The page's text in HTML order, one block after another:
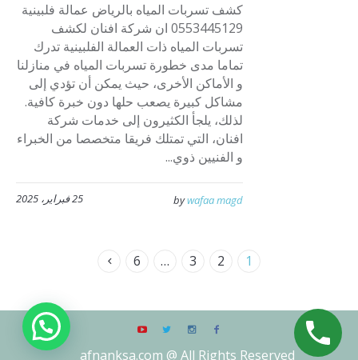
كشف تسربات المياه بالرياض عمالة فلبينية
0553445129 ان شركة افنان لكشف
تسربات المياه ذات العمالة الفلبينية تدرك
تماما مدى خطورة تسربات المياه في منازلنا
و الأماكن الأخرى، حيث يمكن أن تؤدي إلى
مشاكل كبيرة يصعب حلها دون خبرة كافية.
لذلك، يلجأ الكثيرون إلى خدمات شركة
افنان، التي تمتلك فريقا متخصصا من الخبراء
و الفنيين ذوي...
25 فبراير، 2025 bywafaa magd
1
2
3
…
6
afnanksa.com @ All Rights Reserved